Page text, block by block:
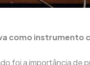
como instrumento
foi a importância de